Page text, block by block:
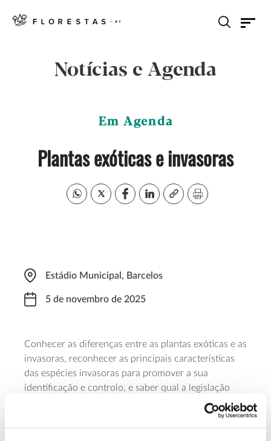
Notícias e Agenda
Em Agenda
Plantas exóticas e invasoras
Estádio Municipal, Barcelos
5 de novembro de 2025
Conhecer as diferenças entre as plantas exóticas e as
invasoras, reconhecer as principais características
das espécies invasoras para promover a sua
identificação e controlo, e saber qual a legislação
que se aplica a estas espécies são os temas em foco
nesta formação dirigida aos cidadãos. A iniciativa é
promovida pela Câmara Municipal de Barcelos e